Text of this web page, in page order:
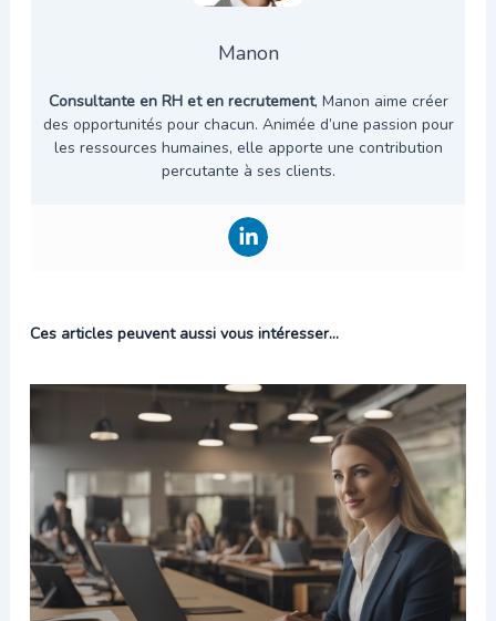
Manon
Consultante en RH et en recrutement, Manon aime créer
des opportunités pour chacun. Animée d’une passion pour
les ressources humaines, elle apporte une contribution
percutante à ses clients.
Ces articles peuvent aussi vous intéresser...